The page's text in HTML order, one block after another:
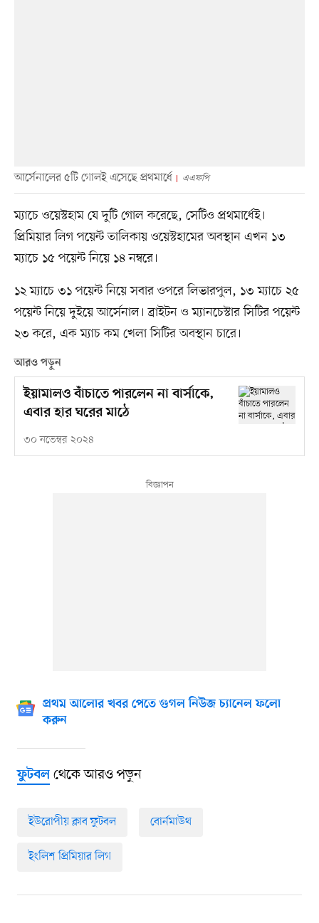
আর্সেনালের ৫টি গোলই এসেছে প্রথমার্ধে এএফপি
ম্যাচে ওয়েস্টহাম যে দুটি গোল করেছে, সেটিও প্রথমার্ধেই।
প্রিমিয়ার লিগ পয়েন্ট তালিকায় ওয়েস্টহামের অবস্থান এখন ১৩
ম্যাচে ১৫ পয়েন্ট নিয়ে ১৪ নম্বরে।
১২ ম্যাচে ৩১ পয়েন্ট নিয়ে সবার ওপরে লিভারপুল, ১৩ ম্যাচে ২৫
পয়েন্ট নিয়ে দুইয়ে আর্সেনাল। ব্রাইটন ও ম্যানচেস্টার সিটির পয়েন্ট
২৩ করে, এক ম্যাচ কম খেলা সিটির অবস্থান চারে।
আরও পড়ুন
ইয়ামালও বাঁচাতে পারলেন না বার্সাকে,
এবার হার ঘরের মাঠে
৩০ নভেম্বর ২০২৪
প্রথম আলোর খবর পেতে গুগল নিউজ চ্যানেল ফলো
করুন
ফুটবলথেকে আরও পড়ুন
ইউরোপীয় ক্লাব ফুটবল বোর্নমাউথ
ইংলিশ প্রিমিয়ার লিগ